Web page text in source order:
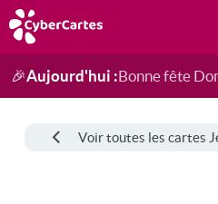
Anniversaire
Fête du jour
Amour
Amitié
Merci
Toutes les cartes
🎉Aujourd'hui :Bonne fête
Voir toutes les cartes